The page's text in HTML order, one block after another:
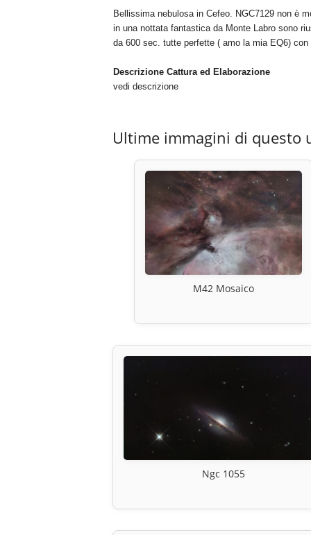
Bellissima nebulosa in Cefeo. NGC7129 non è
in una nottata fantastica da Monte Labro sono
da 600 sec. tutte perfette ( amo la mia EQ6) con
Descrizione Cattura ed Elaborazione
vedi descrizione
Ultime immagini di questo
M42 Mosaico
Ngc 1055